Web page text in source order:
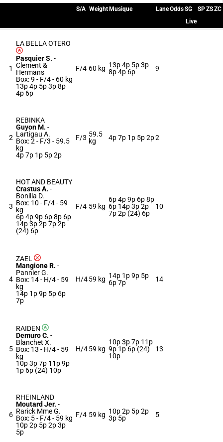
S/A Weight Musique LaneOddsSG SPZSZC
Live
1
LA BELLA OTERO
Pasquier S. -
Clement &
Hermans
Box: 9 - F/4 - 60 kg
13p 4p 5p 3p 8p
4p 6p
F/4 60 kg 13p 4p 5p 3p
8p 4p 6p
9
2
REBINKA
Guyon M. -
Lartigau A.
Box: 2 - F/3 - 59.5
kg
4p 7p 1p 5p 2p
F/3 59.5
kg
4p 7p 1p 5p 2p2
3
HOT AND BEAUTY
Crastus A. -
Bonilla D.
Box: 10 - F/4 - 59
kg
6p 4p 9p 6p 8p 6p
14p 3p 2p 7p 2p
(24) 6p
F/4 59 kg
6p 4p 9p 6p 8p
6p 14p 3p 2p
7p 2p (24) 6p
10
4
ZAEL
Mangione R. -
Pannier G.
Box: 14 - H/4 - 59
kg
14p 1p 9p 5p 6p
7p
H/459 kg 14p 1p 9p 5p
6p 7p
14
5
RAIDEN
Demuro C. -
Blanchet X.
Box: 13 - H/4 - 59
kg
10p 3p 7p 11p 9p
1p 6p (24) 10p
H/459 kg
10p 3p 7p 11p
9p 1p 6p (24)
10p
13
6
RHEINLAND
Moutard Jer. -
Rarick Mme G.
Box: 5 - F/4 - 59 kg
10p 2p 5p 2p 3p
5p
F/4 59 kg 10p 2p 5p 2p
3p 5p
5